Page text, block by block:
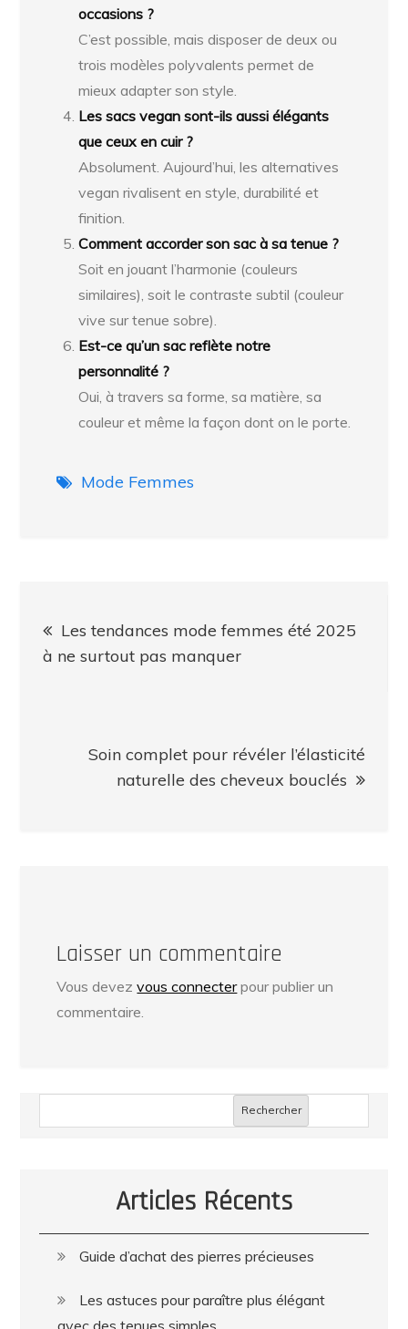
occasions ?
C’est possible, mais disposer de deux ou
trois modèles polyvalents permet de
mieux adapter son style.
Les sacs vegan sont-ils aussi élégants
que ceux en cuir ?
Absolument. Aujourd’hui, les alternatives
vegan rivalisent en style, durabilité et
finition.
Comment accorder son sac à sa tenue ?
Soit en jouant l’harmonie (couleurs
similaires), soit le contraste subtil (couleur
vive sur tenue sobre).
Est-ce qu’un sac reflète notre
personnalité ?
Oui, à travers sa forme, sa matière, sa
couleur et même la façon dont on le porte.
Mode Femmes
de Les tendances mode femmes été 2025
à ne surtout pas manquer
Soin complet pour révéler l’élasticité
naturelle des cheveux bouclés
Laisser un commentaire
Vous devezvous connecterpour publier un
commentaire.
Rechercher
Articles Récents
Guide d’achat des pierres précieuses
Les astuces pour paraître plus élégant
avec des tenues simples